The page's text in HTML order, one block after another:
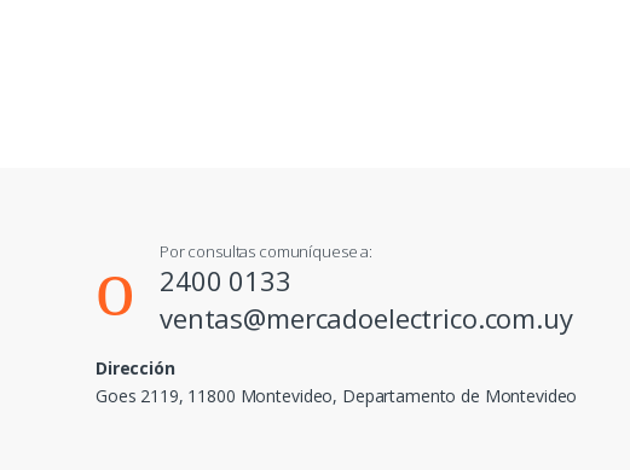
Por consultas comuníquese a:
2400 0133
ventas@mercadoelectrico.com.uy
Dirección
Goes 2119, 11800 Montevideo, Departamento de Montevideo